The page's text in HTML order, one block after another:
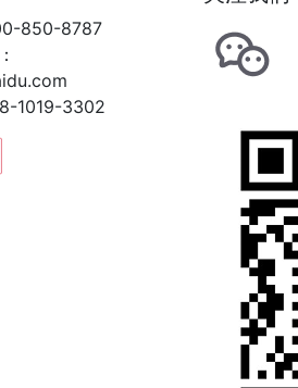
850-8787
1019-3302